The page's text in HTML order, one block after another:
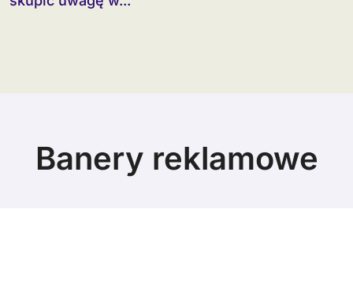
Banery reklamowe